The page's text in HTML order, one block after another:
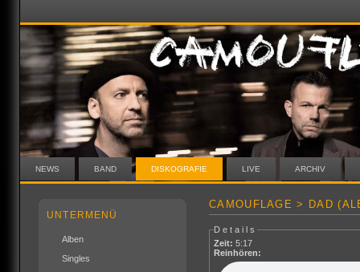
NEWS BAND DISKOGRAFIE LIVE ARCHIV
UNTERMENÜ
Alben
Singles
CAMOUFLAGE > DAD
Details
Zeit: 5:17
Reinhören: